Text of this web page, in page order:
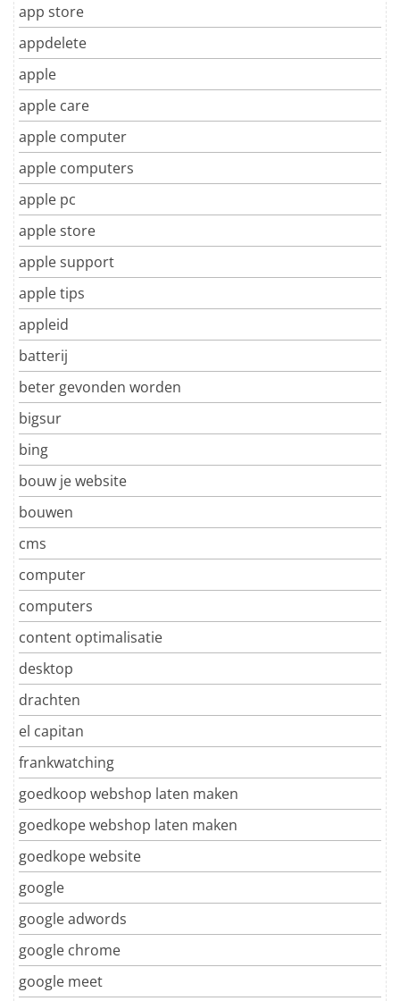
app store
appdelete
apple
apple care
apple computer
apple computers
apple pc
apple store
apple support
apple tips
appleid
batterij
beter gevonden worden
bigsur
bing
bouw je website
bouwen
cms
computer
computers
content optimalisatie
desktop
drachten
el capitan
frankwatching
goedkoop webshop laten maken
goedkope webshop laten maken
goedkope website
google
google adwords
google chrome
google meet